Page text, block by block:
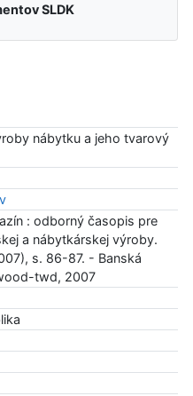
SLDK
nábytku a jeho tvarový
: odborný časopis pre
a nábytkárskej výroby.
s. 86-87. - Banská
twd, 2007